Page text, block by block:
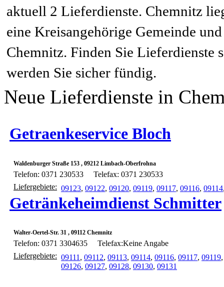
aktuell 2 Lieferdienste. Chemnitz
eine Kreisangehörige Gemeinde
Chemnitz. Finden Sie
werden Sie sicher fündig.
Neue Lieferdienste in
Getraenkeservice Bloch
Waldenburger Straße 153 , 09212 Limbach-Oberfrohna
Telefon: 0371 230533
Telefax: 0371 230533
Liefergebiete: 09123, 09122, 09120, 09119, 09117, 09116, 09114
Getränkeheimdienst Schmitter
Walter-Oertel-Str. 31 , 09112 Chemnitz
Telefon: 0371 3304635
Telefax:Keine Angabe
Liefergebiete: 09111 , 09112, 09113, 09114, 09116, 09117, 09119
09126, 09127, 09128, 09130, 09131